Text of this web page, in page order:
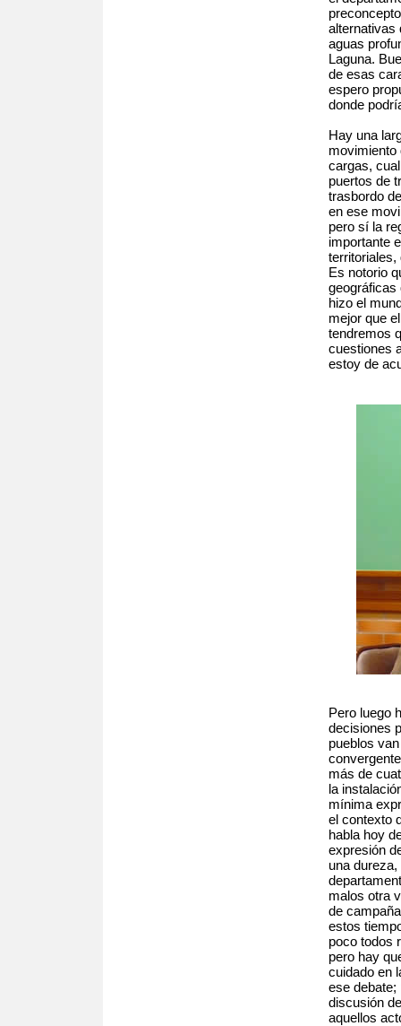
alternativas
aguas
Laguna.
de esas
espero
donde
Hay una
movimiento
cargas,
puertos de
trasbordo
en ese
pero sí la
importante
territoriales,
Es notorio
geográficas
hizo el
mejor que
tendremos
cuestiones
estoy de
Pero luego
decisiones
pueblos
más de
la
mínima
el contexto
habla hoy
expresión
una
malos otra
de
estos
poco todos
pero hay
cuidado en
ese debate;
discusión
aquellos